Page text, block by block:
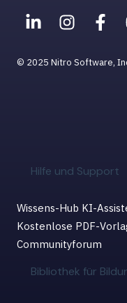
Hilfe und Support
Wissens-Hub KI-
Kostenlose PDF-
Communityforum
Bibliothek für
© 2025 Nitro Software,